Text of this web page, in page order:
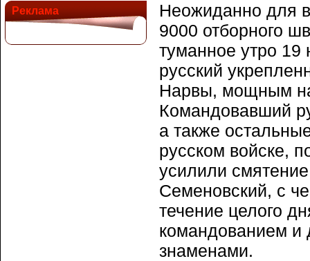
Реклама
Неожиданно для
9000 отборного
туманное утро 19
русский
Нарвы, мощным
Командовавший
а также
русском войске,
усилили
Семеновский, с
течение целого
командованием и
знаменами.